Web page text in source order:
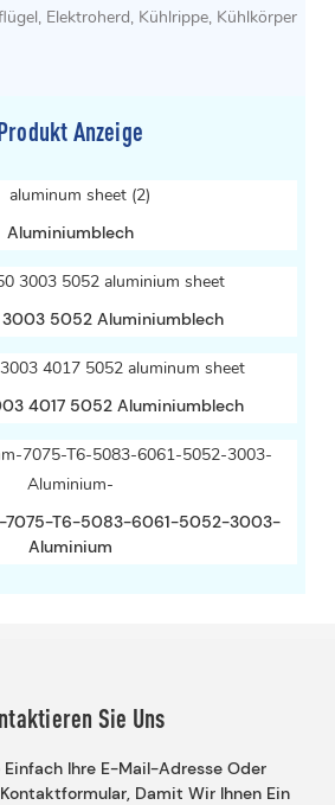
Elektroherd, Kühlrippe, Kühlkörper
Anzeige
Aluminiumblech
3003 5052 Aluminiumblech
4017 5052 Aluminiumblech
7075-T6-5083-6061-5052-3003-
Aluminium
Sie Uns
Einfach Ihre E-Mail-Adresse Oder
Damit Wir Ihnen Ein